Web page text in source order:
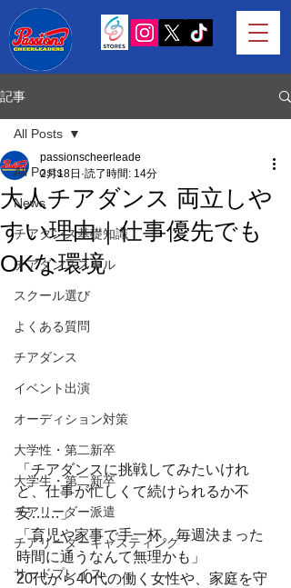
記事
All Posts
News
チアダンス基礎知識
チアダンススキル
スクール選び
よくある質問
チアダンス
イベント出演
オーディション対策
大学性・第二新卒
大学生・第二新卒
チアリーダー派遣
チアリーダーキャスティング
サードプレイス
All Posts
大人チアダンス 両立しや
すい理由｜仕事優先でも
OKな環境
passionscheerleade
2月18日 読了時間: 14分
「チアダンスに挑戦してみたいけれ
ど、仕事が忙しくて続けられるか不
安……」
「育児や家事で手一杯。毎週決まった
時間に通うなんて無理かも」
20代から40代の働く女性や、家庭を守